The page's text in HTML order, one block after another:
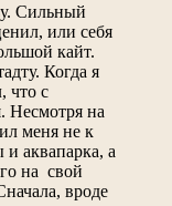
Сильный
или себя
кайт.
Когда я
что с
Несмотря на
меня не к
аквапарка, а
на свой
вроде